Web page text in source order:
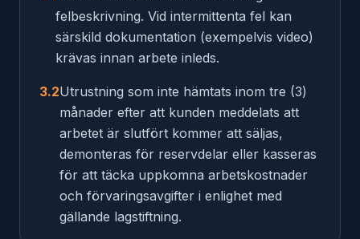
felbeskrivning. Vid intermittenta fel kan
särskild dokumentation (exempelvis video)
krävas innan arbete inleds.
3.2Utrustning som inte hämtats inom tre (3)
månader efter att kunden meddelats att
arbetet är slutfört kommer att säljas,
demonteras för reservdelar eller kasseras
för att täcka uppkomna arbetskostnader
och förvaringsavgifter i enlighet med
gällande lagstiftning.